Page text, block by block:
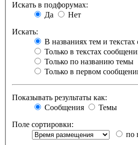
Искать в подфорумах:
Да
Нет
Искать:
В названиях тем и
Только в текстах
Только по названию темы
Только в первом
Показывать результаты как:
Сообщения
Темы
Поле сортировки:
по